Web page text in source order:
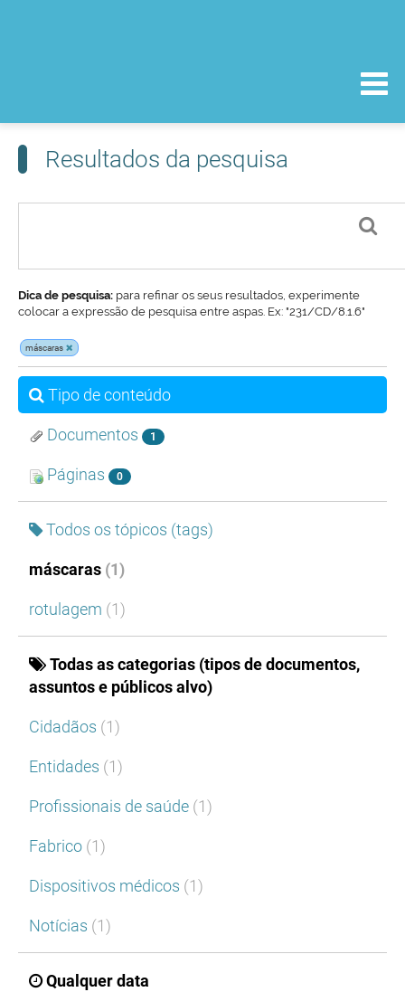
Resultados da pesquisa
Dica de pesquisa: para refinar os seus resultados, experimente
colocar a expressão de pesquisa entre aspas. Ex: "231/CD/8.1.6"
máscaras
Tipo de conteúdo
Documentos 1
Páginas 0
Todos os tópicos (tags)
máscaras (1)
rotulagem (1)
Todas as categorias (tipos de documentos,
assuntos e públicos alvo)
Cidadãos (1)
Entidades (1)
Profissionais de saúde (1)
Fabrico (1)
Dispositivos médicos (1)
Notícias (1)
Qualquer data